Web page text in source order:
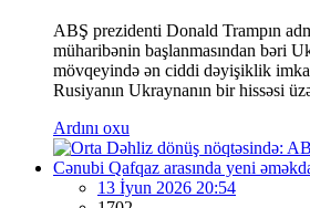
ABŞ prezidenti Donald Trampın
müharibənin başlanmasından bəri
mövqeyində ən ciddi dəyişiklik
Rusiyanın Ukraynanın bir hissəsi
Ardını oxu
13 İyun 2026 20:54